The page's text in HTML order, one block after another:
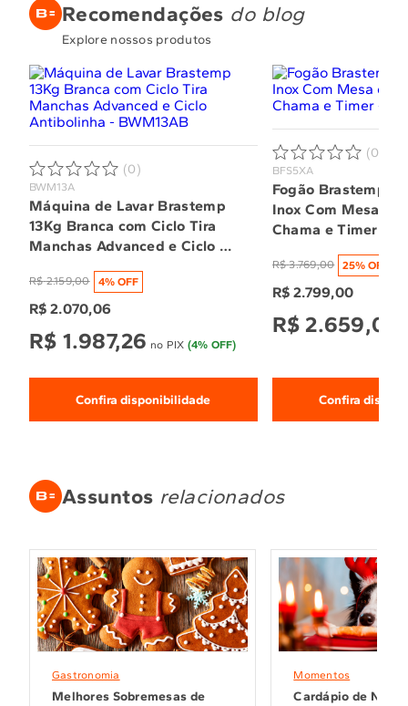
Recomendações do blog
Explore nossos produtos
(0)
BWM13A
Máquina de Lavar Brastemp
13Kg Branca com Ciclo Tira
Manchas Advanced e Ciclo
R$ 2.159,00 4% OFF
R$ 2.070,06
R$ 1.987,26 no PIX (4% OFF)
Confira disponibilidade
(0)
BFS5XA
Fogão Brastemp 5
Inox Com Mesa de
Chama e Timer -
R$ 3.769,00 25% OFF
R$ 2.799,00
R$ 2.659,05
Confira
Assuntos relacionados
Gastronomia
Melhores Sobremesas de
Momentos
Cardápio de